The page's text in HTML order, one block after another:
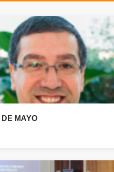
MAYO